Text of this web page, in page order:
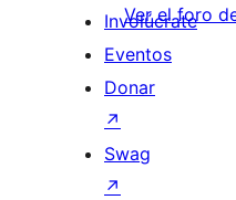
Ver el foro
Involúcrate
Eventos
Donar
↗
Swag
↗